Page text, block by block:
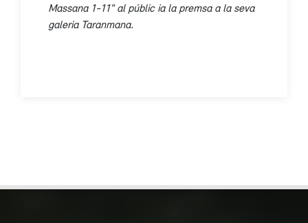
Massana 1-11" al públic ia la premsa a la seva
galeria Taranmana.